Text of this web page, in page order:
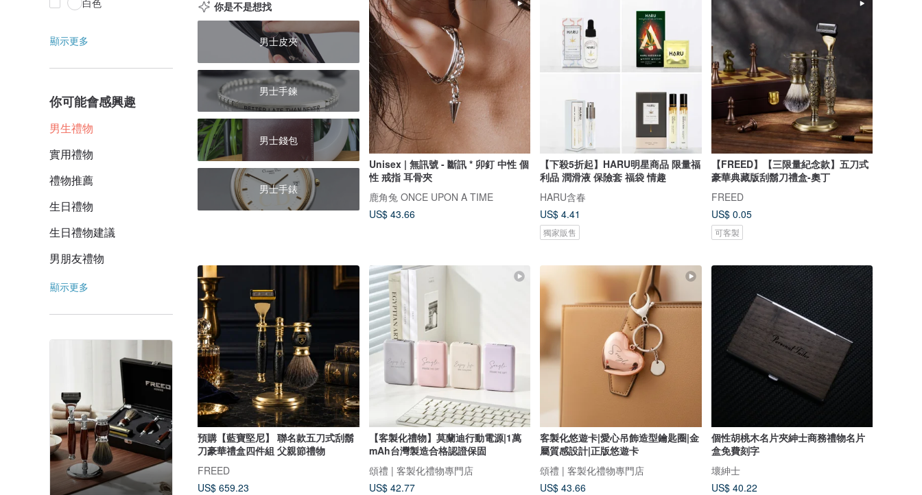
白色
顯示更多
你可能會感興趣
男生禮物
實用禮物
禮物推薦
生日禮物
生日禮物建議
男朋友禮物
顯示更多
你是不是想找
男士皮夾
男士手鍊
男士錢包
男士手錶
Unisex | 無訊號 - 斷訊 * 卯釘 中性 個
性 戒指 耳骨夾
鹿角兔 ONCE UPON A TIME
US$ 43.66
【下殺5折起】HARU明星商品 限量福
利品 潤滑液 保險套 福袋 情趣
HARU含春
US$ 4.41
獨家販售
【FREED】【三限量紀念款】五刀式
豪華典藏版刮鬍刀禮盒-奧丁
FREED
US$ 0.05
可客製
預購【藍寶堅尼】 聯名款五刀式刮鬍
刀豪華禮盒四件組 父親節禮物
FREED
US$ 659.23
【客製化禮物】莫蘭迪行動電源|1萬
mAh台灣製造合格認證保固
頌禮 | 客製化禮物專門店
US$ 42.77
客製化悠遊卡|愛心吊飾造型鑰匙圈|金
屬質感設計|正版悠遊卡
頌禮 | 客製化禮物專門店
US$ 43.66
個性胡桃木名片夾紳士商務禮物名片
盒免費刻字
壞紳士
US$ 40.22